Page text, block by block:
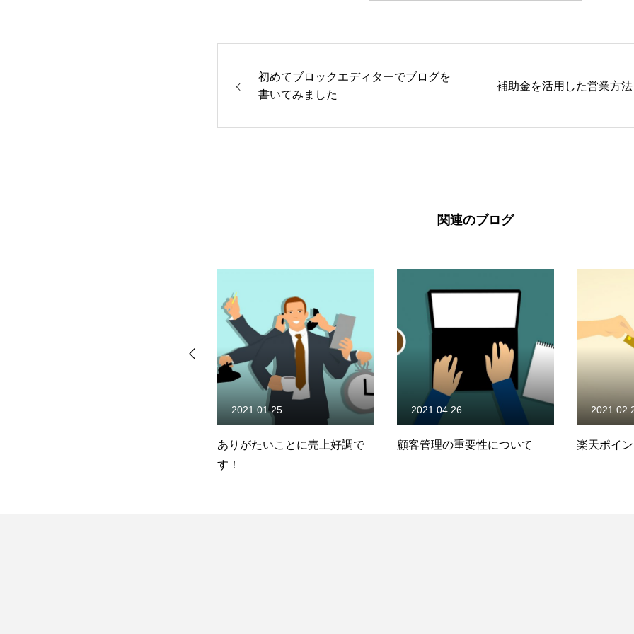
初めてブロックエディターでブログを
書いてみました
補助金を活用した営業方
関連のブログ
ありがたいことに売上好調で
す！
2021.01.25
顧客管理の重要性について
2021.04.26
楽天ポイ